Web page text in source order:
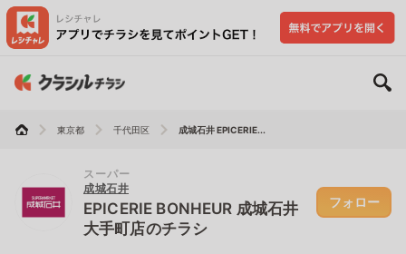
東京都 千代田区 成城石井 EPICERIE...
スーパー
成城石井
EPICERIE BONHEUR 成城石井
大手町店のチラシ
フォロー